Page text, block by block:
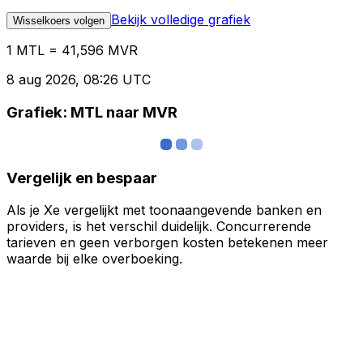
Wisselkoers volgen Bekijk volledige grafiek
1 MTL = 41,596 MVR
8 aug 2026, 08:26 UTC
Grafiek: MTL naar MVR
Vergelijk en bespaar
Als je Xe vergelijkt met toonaangevende banken en
providers, is het verschil duidelijk. Concurrerende
tarieven en geen verborgen kosten betekenen meer
waarde bij elke overboeking.